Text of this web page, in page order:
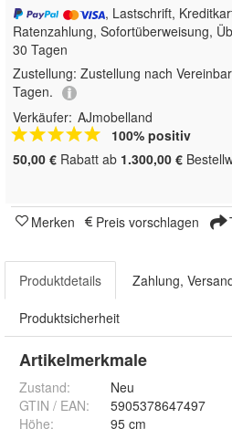
, Lastschrift,
Ratenzahlung, Sofortüberweisung,
30 Tagen
Zustellung: Zustellung nach
Tagen.
Verkäufer: AJmobelland
100% positiv
50,00 € Rabatt ab 1.300,00 €
Merken Preis vorschlagen
Produktdetails Zahlung,
Produktsicherheit
Artikelmerkmale
Zustand:
Neu
GTIN / EAN:
5905378647497
Höhe:
95 cm